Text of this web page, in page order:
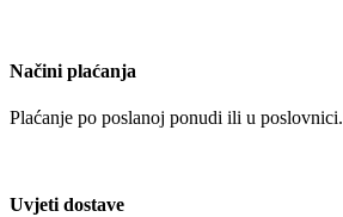
Načini plaćanja
Plaćanje po poslanoj ponudi ili u poslovnici.
Uvjeti dostave